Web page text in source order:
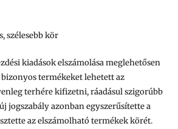
szélesebb kör
kiadások elszámolása meglehetősen
termékeket lehetett az
terhére kifizetni, ráadásul szigorúbb
jogszabály azonban egyszerűsítette a
az elszámolható termékek körét.